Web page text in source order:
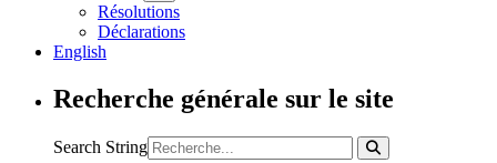
Résolutions
Déclarations
English
Recherche générale sur le site
Search String